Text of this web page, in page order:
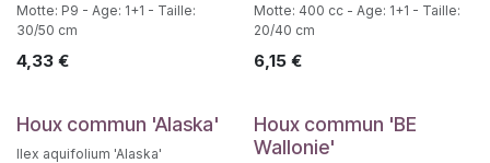
Motte: P9 - Age: 1+1 - Taille:
30/50 cm
4,33 €
Motte: 400 cc - Age: 1+1 - Taille:
20/40 cm
6,15€
Houx commun 'Alaska'
Ilex aquifolium 'Alaska'
Houx commun 'BE
Wallonie'